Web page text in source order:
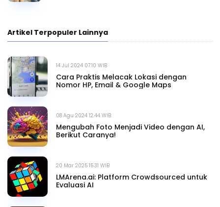
Artikel Terpopuler Lainnya
14 Jul 2024 07.10 WIB
Cara Praktis Melacak Lokasi dengan
Nomor HP, Email & Google Maps
08 Agu 2024 12.44 WIB
Mengubah Foto Menjadi Video dengan AI,
Berikut Caranya!
20 Mar 2025 15.31 WIB
LMArena.ai: Platform Crowdsourced untuk
Evaluasi AI